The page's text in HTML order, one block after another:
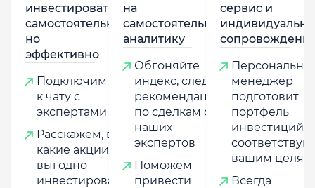
инвестировать
самостоятельно,
но
эффективно
Подключим
к чату с
экспертами
Расскажем, в
какие акции
выгодно
инвестировать,
на
самостоятельную
аналитику
Обгоняйте
индекс, следуя
рекомендациям
по сделкам от
наших
экспертов
Поможем
привести
сервис и
менеджер
подготовит
портфель
инвестиций,
вашим целям
Всегда